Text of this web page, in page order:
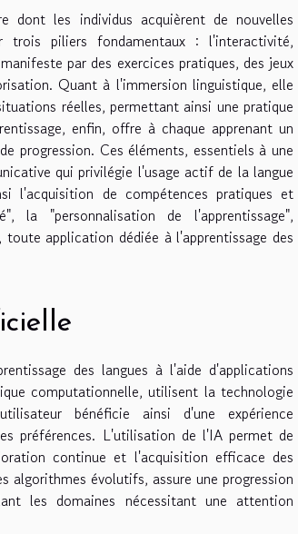
dont les individus acquièrent de nouvelles
trois piliers fondamentaux : l'interactivité,
par des exercices pratiques, des jeux
Quant à l'immersion linguistique, elle
réelles, permettant ainsi une pratique
enfin, offre à chaque apprenant un
progression. Ces éléments, essentiels à une
qui privilégie l'usage actif de la langue
l'acquisition de compétences pratiques et
la "personnalisation de l'apprentissage",
application dédiée à l'apprentissage des
des langues à l'aide d'applications
computationnelle, utilisent la technologie
bénéficie ainsi d'une expérience
préférences. L'utilisation de l'IA permet de
continue et l'acquisition efficace des
algorithmes évolutifs, assure une progression
les domaines nécessitant une attention